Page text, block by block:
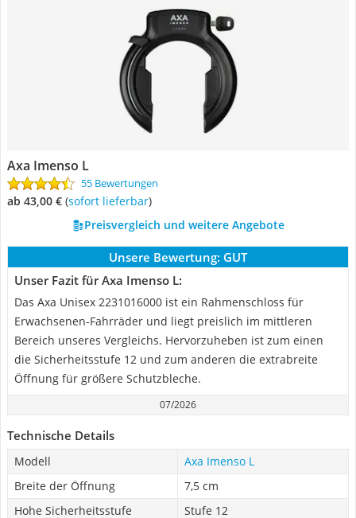
Axa Imenso L
55 Bewertungen
ab 43,00 € ( Sofort lieferbar)
Preisvergleich und weitere Angebote
Unsere Bewertung: GUT
Unser Fazit für Axa Imenso L:
Das Axa Unisex 2231016000 ist ein Rahmenschloss für
Erwachsenen-Fahrräder und liegt preislich im mittleren
Bereich unseres Vergleichs. Hervorzuheben ist zum einen
die Sicherheitsstufe 12 und zum anderen die extrabreite
Öffnung für größere Schutzbleche.
07/2026
Technische Details
Modell
Axa Imenso L
Breite der Öffnung
7,5 cm
Hohe Sicherheitsstufe
Stufe 12